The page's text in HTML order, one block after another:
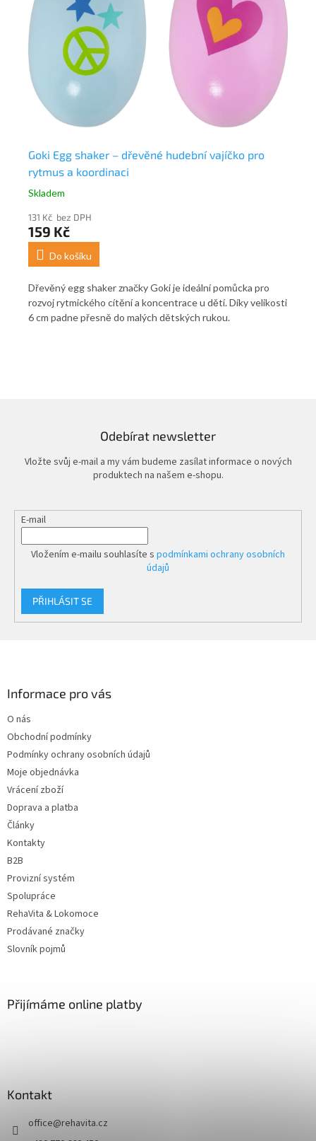
Goki Egg shaker – dřevěné hudební vajíčko pro
rytmus a koordinaci
Skladem
131 Kč bez DPH
159 Kč
Do košíku
Dřevěný egg shaker značky Goki je ideální pomůcka pro
rozvoj rytmického cítění a koncentrace u dětí. Díky velikosti
6 cm padne přesně do malých dětských rukou.
Odebírat newsletter
Vložte svůj e-mail a my vám budeme zasílat informace o nových
produktech na našem e-shopu.
E-mail
Vložením e-mailu souhlasíte s podmínkami ochrany osobních
údajů
PŘIHLÁSIT SE
Informace pro vás
O nás
Obchodní podmínky
Podmínky ochrany osobních údajů
Moje objednávka
Vrácení zboží
Doprava a platba
Články
Kontakty
B2B
Provizní systém
Spolupráce
RehaVita & Lokomoce
Prodávané značky
Slovník pojmů
Přijímáme online platby
Kontakt
office@rehavita.cz